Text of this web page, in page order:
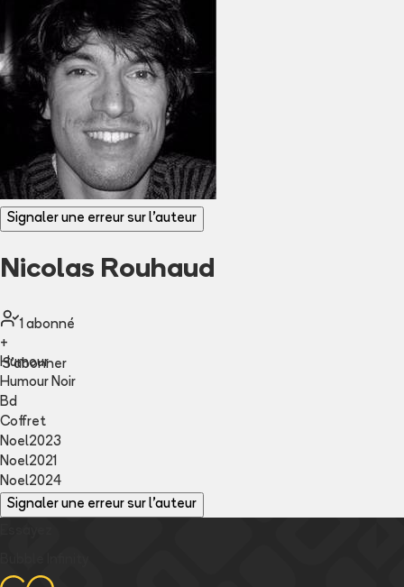
Signaler une erreur sur l'auteur
Nicolas Rouhaud
1 abonné
+
S'abonner
Humour
Humour Noir
Bd
Coffret
Noel2023
Noel2021
Noel2024
Signaler une erreur sur l'auteur